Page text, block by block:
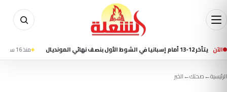
الآن منذ 16 ساعة مقتل 7 أشخاص في إطلاق نار بمدرسة شمال بانكوك وانتحار الطالب المشتبه به
الرئيسية←صحتك←الخبر